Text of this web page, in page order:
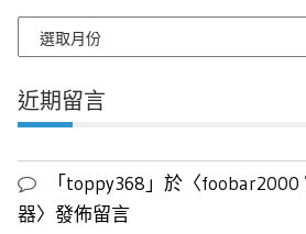
月
章
列
近期留言
「toppy368 」於〈foobar2000
器〉發佈留言